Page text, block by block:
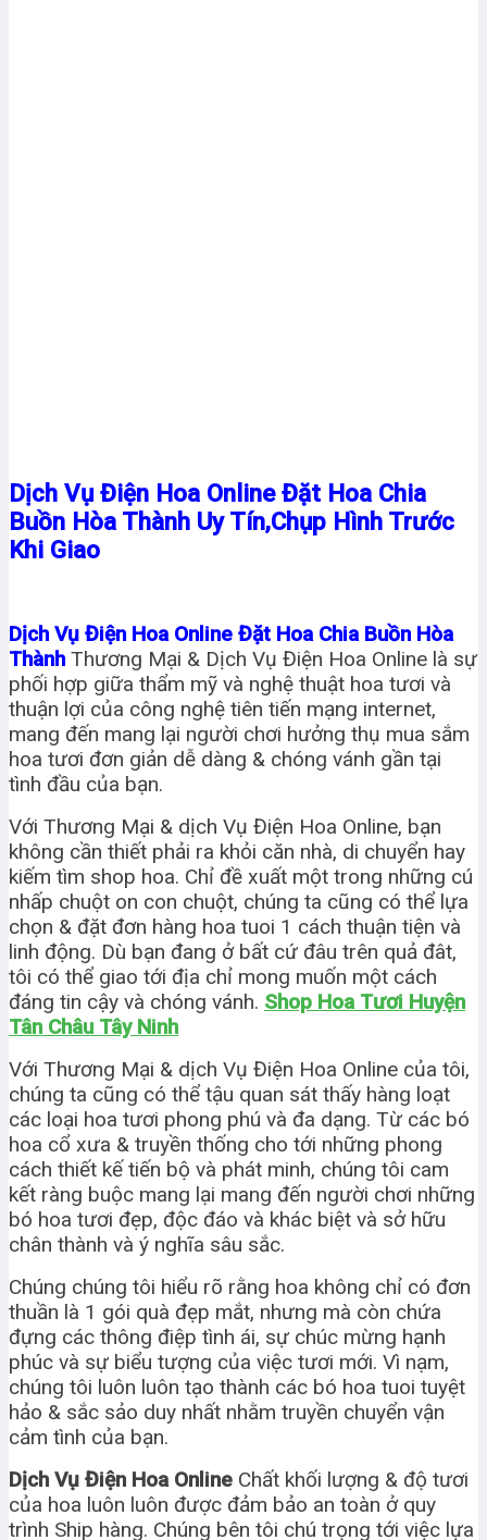
Dịch Vụ Điện Hoa Online Đặt Hoa Chia
Buồn Hòa Thành Uy Tín,Chụp Hình Trước
Khi Giao
Dịch Vụ Điện Hoa Online Đặt Hoa Chia Buồn Hòa
Thành Thương Mại & Dịch Vụ Điện Hoa Online là sự
phối hợp giữa thẩm mỹ và nghệ thuật hoa tươi và
thuận lợi của công nghệ tiên tiến mạng internet,
mang đến mang lại người chơi hưởng thụ mua sắm
hoa tươi đơn giản dễ dàng & chóng vánh gần tại
tình đầu của bạn.
Với Thương Mại & dịch Vụ Điện Hoa Online, bạn
không cần thiết phải ra khỏi căn nhà, di chuyển hay
kiếm tìm shop hoa. Chỉ đề xuất một trong những cú
nhấp chuột on con chuột, chúng ta cũng có thể lựa
chọn & đặt đơn hàng hoa tuoi 1 cách thuận tiện và
linh động. Dù bạn đang ở bất cứ đâu trên quả đât,
tôi có thể giao tới địa chỉ mong muốn một cách
đáng tin cậy và chóng vánh. Shop Hoa Tươi Huyện
Tân Châu Tây Ninh
Với Thương Mại & dịch Vụ Điện Hoa Online của tôi,
chúng ta cũng có thể tậu quan sát thấy hàng loạt
các loại hoa tươi phong phú và đa dạng. Từ các bó
hoa cổ xưa & truyền thống cho tới những phong
cách thiết kế tiến bộ và phát minh, chúng tôi cam
kết ràng buộc mang lại mang đến người chơi những
bó hoa tươi đẹp, độc đáo và khác biệt và sở hữu
chân thành và ý nghĩa sâu sắc.
Chúng chúng tôi hiểu rõ rằng hoa không chỉ có đơn
thuần là 1 gói quà đẹp mắt, nhưng mà còn chứa
đựng các thông điệp tình ái, sự chúc mừng hạnh
phúc và sự biểu tượng của việc tươi mới. Vì nạm,
chúng tôi luôn luôn tạo thành các bó hoa tuoi tuyệt
hảo & sắc sảo duy nhất nhằm truyền chuyển vận
cảm tình của bạn.
Dịch Vụ Điện Hoa Online Chất khối lượng & độ tươi
của hoa luôn luôn được đảm bảo an toàn ở quy
trình Ship hàng. Chúng bên tôi chú trọng tới việc lựa